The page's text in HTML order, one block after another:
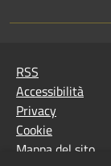
RSS
Accessibilità
Privacy
Cookie
Mappa del sito